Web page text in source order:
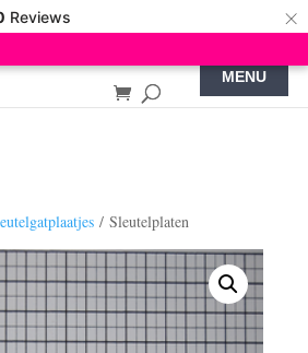
Reviews ×
/ Sleutelplaten